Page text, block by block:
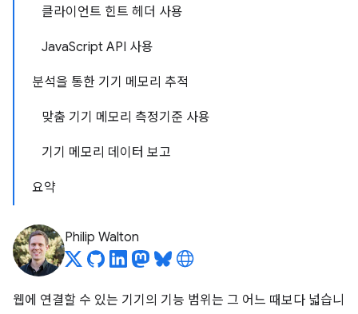
클라이언트 힌트 헤더 사용
JavaScript API 사용
분석을 통한 기기 메모리 추적
맞춤 기기 메모리 측정기준 사용
기기 메모리 데이터 보고
요약
Philip Walton
웹에 연결할 수 있는 기기의 기능 범위는 그 어느 때보다 넓습니